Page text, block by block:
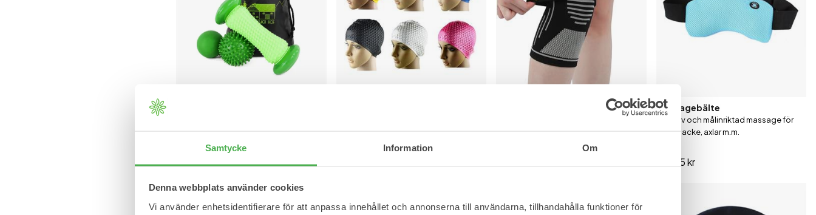
Samtycke Information Om
Denna webbplats använder cookies
Vi använder enhetsidentifierare för att anpassa innehållet och annonserna till användarna, tillhandahålla funktioner för
cirkulationssystemet.
139,95 kr
Massagebälte
Effektiv och målinriktad massage för
rygg, nacke, axlar m.m.
189,95 kr